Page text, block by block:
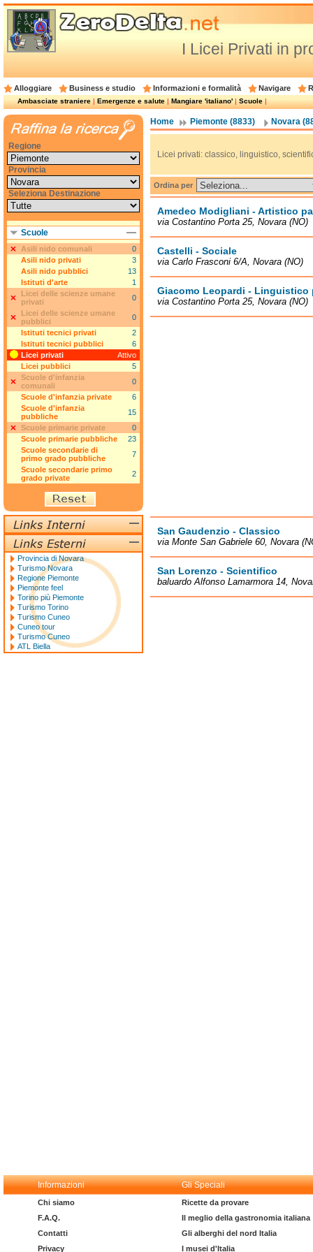
I Licei Privati in
Alloggiare Business e studio Informazioni e formalità Navigare
Ambasciate straniere|Emergenze e salute|Mangiare 'italiano'|Scuole|
Home Piemonte (8833) Novara
Licei privati: classico, linguistico,
Ordina per
Amedeo Modigliani - Artistico
via Costantino Porta 25, Novara (NO)
Castelli - Sociale
via Carlo Frasconi 6/A, Novara (NO)
Giacomo Leopardi - Linguistico
via Costantino Porta 25, Novara (NO)
San Gaudenzio - Classico
via Monte San Gabriele 60, Novara
San Lorenzo - Scientifico
baluardo Alfonso Lamarmora 14,
Regione
Provincia
Seleziona Destinazione
Scuole
Asili nido comunali
0
Asili nido privati
3
Asili nido pubblici
13
Istituti d'arte
1
Licei delle scienze umane
privati
0
Licei delle scienze umane
pubblici
0
Istituti tecnici privati
2
Istituti tecnici pubblici
6
Licei privati
Attivo
Licei pubblici
5
Scuole d'infanzia
comunali
0
Scuole d'infanzia private
6
Scuole d'infanzia
pubbliche
15
Scuole primarie private
0
Scuole primarie pubbliche
23
Scuole secondarie di
primo grado pubbliche
7
Scuole secondarie primo
grado private
2
Provincia di Novara
Turismo Novara
Regione Piemonte
Piemonte feel
Torino più Piemonte
Turismo Torino
Turismo Cuneo
Cuneo tour
Turismo Cuneo
ATL Biella
Informazioni Gli Speciali
Chi siamo
F.A.Q.
Contatti
Privacy
Ricette da provare
Il meglio della gastronomia italiana
Gli alberghi del nord Italia
I musei d'Italia